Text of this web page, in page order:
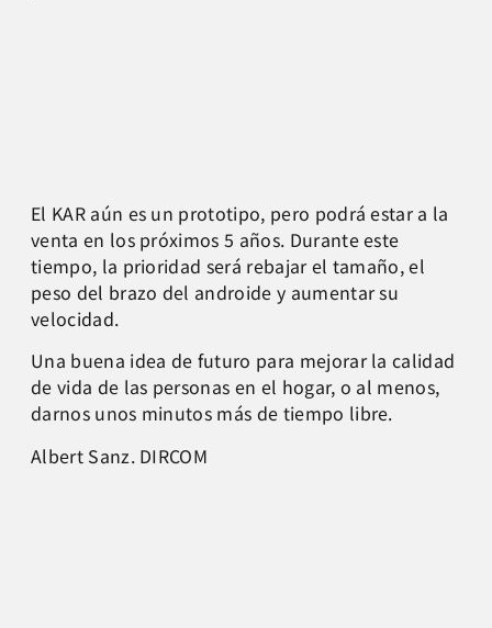
El KAR aún es un prototipo, pero podrá estar a la
venta en los próximos 5 años. Durante este
tiempo, la prioridad será rebajar el tamaño, el
peso del brazo del androide y aumentar su
velocidad.
Una buena idea de futuro para mejorar la calidad
de vida de las personas en el hogar, o al menos,
darnos unos minutos más de tiempo libre.
Albert Sanz. DIRCOM